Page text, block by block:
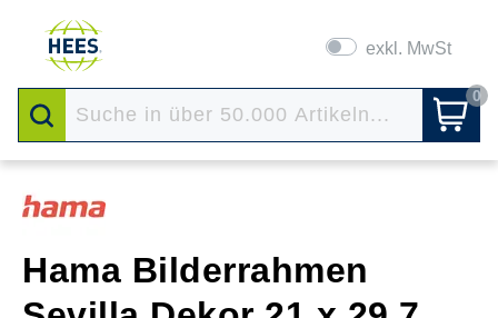
exkl. MwSt
0
Hama Bilderrahmen